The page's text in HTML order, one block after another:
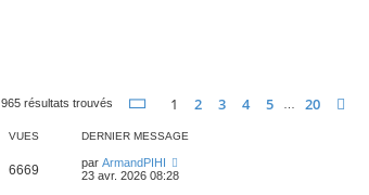
965 résultats trouvés Page sur20
1 2 3 4 5 20
VUES DERNIER MESSAGE
6669 par ArmandPIHI
23 avr. 2026 08:28